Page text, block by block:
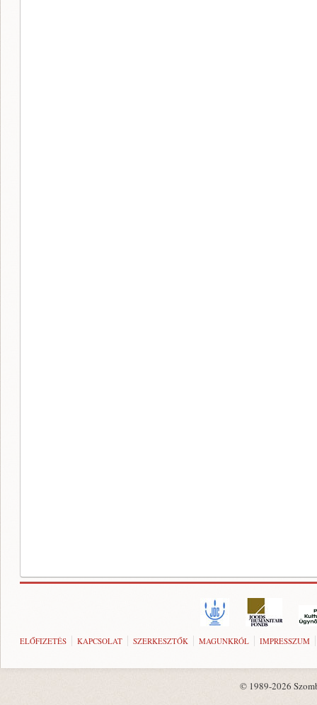
ELŐFIZETÉS KAPCSOLAT SZERKESZTŐK MAGUNKRÓL IMPRESSZUM
© 1989-2026